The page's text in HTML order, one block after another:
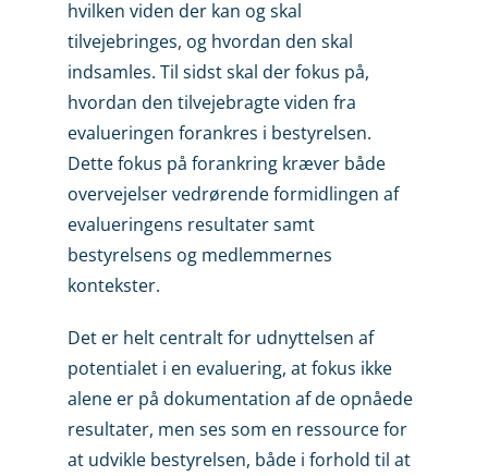
hvilken viden der kan og skal
tilvejebringes, og hvordan den skal
indsamles. Til sidst skal der fokus på,
hvordan den tilvejebragte viden fra
evalueringen forankres i bestyrelsen.
Dette fokus på forankring kræver både
overvejelser vedrørende formidlingen af
evalueringens resultater samt
bestyrelsens og medlemmernes
kontekster.
Det er helt centralt for udnyttelsen af
potentialet i en evaluering, at fokus ikke
alene er på dokumentation af de opnåede
resultater, men ses som en ressource for
at udvikle bestyrelsen, både i forhold til at